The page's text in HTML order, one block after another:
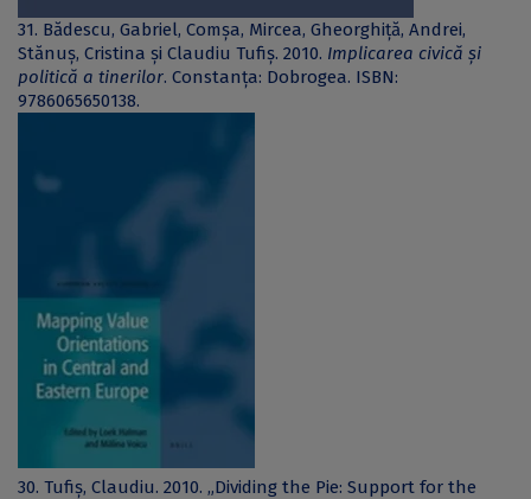
31. Bădescu, Gabriel, Comșa, Mircea, Gheorghiță, Andrei,
Stănuș, Cristina și Claudiu Tufiș. 2010. Implicarea civică și
politică a tinerilor. Constanța: Dobrogea. ISBN:
9786065650138.
30. Tufiș, Claudiu. 2010. „Dividing the Pie: Support for the